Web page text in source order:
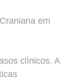
em
clínicos. A